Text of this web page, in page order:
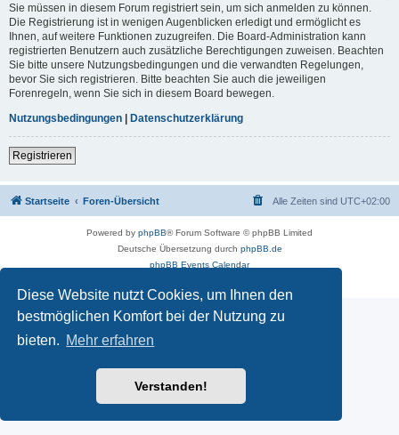
Diese Website nutzt Cookies, um Ihnen den
bestmöglichen Komfort bei der Nutzung zu
bieten. Mehr erfahren
Verstanden!
Sie müssen in diesem Forum registriert sein, um sich anmelden zu können.
Die Registrierung ist in wenigen Augenblicken erledigt und ermöglicht es
Ihnen, auf weitere Funktionen zuzugreifen. Die Board-Administration kann
registrierten Benutzern auch zusätzliche Berechtigungen zuweisen. Beachten
Sie bitte unsere Nutzungsbedingungen und die verwandten Regelungen,
bevor Sie sich registrieren. Bitte beachten Sie auch die jeweiligen
Forenregeln, wenn Sie sich in diesem Board bewegen.
Nutzungsbedingungen | Datenschutzerklärung
Registrieren
Startseite Foren-Übersicht Alle Zeiten sind UTC+02:00
Powered by phpBB® Forum Software © phpBB Limited
Deutsche Übersetzung durch phpBB.de
phpBB Events Calendar